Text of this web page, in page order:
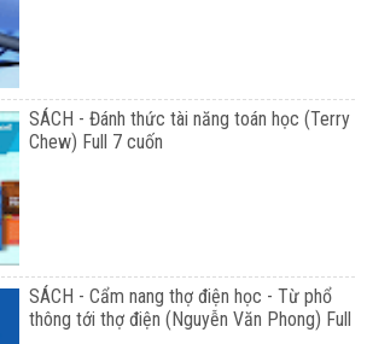
SÁCH - Đánh thức tài năng toán học (Terry
Chew) Full 7 cuốn
SÁCH - Cẩm nang thợ điện học - Từ phổ
thông tới thợ điện (Nguyễn Văn Phong) Full